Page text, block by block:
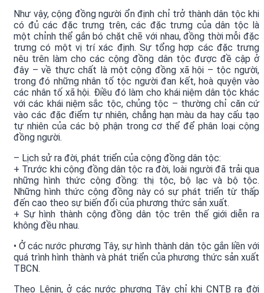
Như vậy, cộng đồng người ổn định chỉ trở thành dân tộc khi
có đủ các đặc trưng trên, các đặc trưng của dân tộc là
một chỉnh thể gắn bó chặt chẽ với nhau, đồng thời mỗi đặc
trưng có một vị trí xác định. Sự tổng hợp các đặc trưng
nêu trên làm cho các cộng đồng dân tộc được đề cập ở
đây – về thực chất là một cộng đồng xã hội – tộc người,
trong đó những nhân tố tộc người đan kết, hoà quyện vào
các nhân tố xã hội. Điều đó làm cho khái niệm dân tộc khác
với các khái niệm sắc tộc, chủng tộc – thường chỉ căn cứ
vào các đặc điểm tự nhiên, chẳng hạn màu da hay cấu tạo
tự nhiên của các bộ phận trong cơ thể để phân loại cộng
đồng người.
– Lịch sử ra đời, phát triển của cộng đồng dân tộc:
+ Trước khi cộng đồng dân tộc ra đời, loài người đã trải qua
những hình thức cộng đồng: thị tộc, bộ lạc và bộ tộc.
Những hình thức cộng đồng này có sự phát triển từ thấp
đến cao theo sự biến đổi của phương thức sản xuất.
+ Sự hình thành cộng đồng dân tộc trên thế giới diễn ra
không đều nhau.
• Ở các nước phương Tây, sự hình thành dân tộc gắn liền với
quá trình hình thành và phát triển của phương thức sản xuất
TBCN.
Theo Lênin, ở các nước phương Tây chỉ khi CNTB ra đời